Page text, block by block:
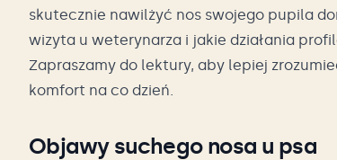
skutecznie nawilżyć nos swojego pupila
wizyta u weterynarza i jakie działania
Zapraszamy do lektury, aby lepiej
komfort na co dzień.
Objawy suchego nosa u psa